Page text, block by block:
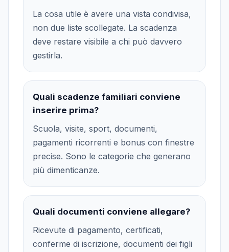
La cosa utile è avere una vista condivisa,
non due liste scollegate. La scadenza
deve restare visibile a chi può davvero
gestirla.
Quali scadenze familiari conviene
inserire prima?
Scuola, visite, sport, documenti,
pagamenti ricorrenti e bonus con finestre
precise. Sono le categorie che generano
più dimenticanze.
Quali documenti conviene allegare?
Ricevute di pagamento, certificati,
conferme di iscrizione, documenti dei figli